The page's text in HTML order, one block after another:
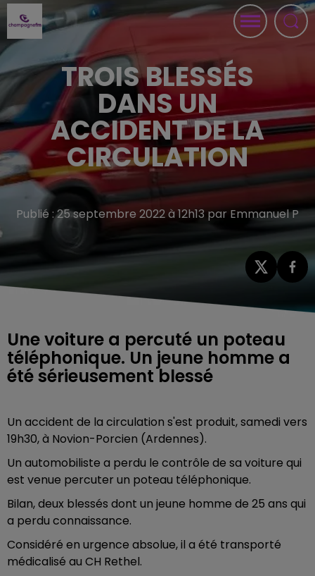
TROIS BLESSÉS
DANS UN
ACCIDENT DE LA
CIRCULATION
Publié : 25 septembre 2022 à 12h13 par Emmanuel P
Une voiture a percuté un poteau
téléphonique. Un jeune homme a
été sérieusement blessé
Un accident de la circulation s'est produit, samedi vers
19h30, à Novion-Porcien (Ardennes).
Un automobiliste a perdu le contrôle de sa voiture qui
est venue percuter un poteau téléphonique.
Bilan, deux blessés dont un jeune homme de 25 ans qui
a perdu connaissance.
Considéré en urgence absolue, il a été transporté
médicalisé au CH Rethel.